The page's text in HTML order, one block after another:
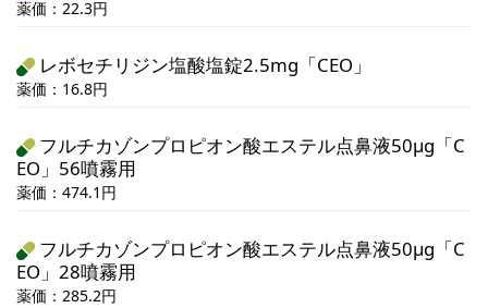
薬価：22.3円
レボセチリジン塩酸塩錠2.5mg「CEO」
薬価：16.8円
フルチカゾンプロピオン酸エステル点鼻液50μg「C
EO」56噴霧用
薬価：474.1円
フルチカゾンプロピオン酸エステル点鼻液50μg「C
EO」28噴霧用
薬価：285.2円